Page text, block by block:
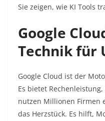
Sie zeigen, wie KI Tools
Google
Technik für
Google Cloud ist der
Es bietet
nutzen Millionen Firmen
das Herzstück. Es hilft,